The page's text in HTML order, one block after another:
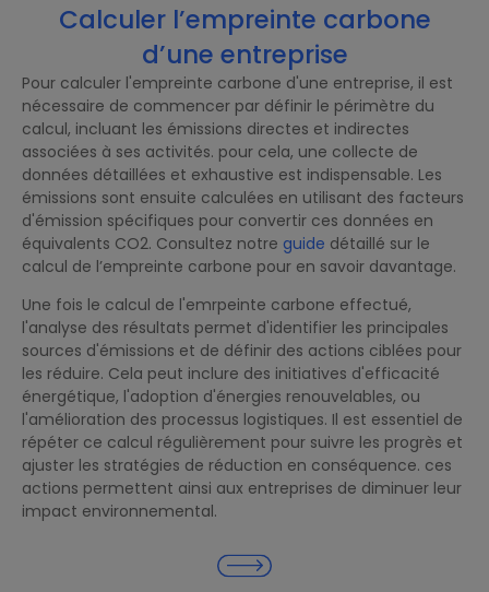
Calculer l’empreinte carbone
d’une entreprise
Pour calculer l'empreinte carbone d'une entreprise, il est
nécessaire de commencer par définir le périmètre du
calcul, incluant les émissions directes et indirectes
associées à ses activités. pour cela, une collecte de
données détaillées et exhaustive est indispensable. Les
émissions sont ensuite calculées en utilisant des facteurs
d'émission spécifiques pour convertir ces données en
équivalents CO2. Consultez notre guide détaillé sur le
calcul de l’empreinte carbone pour en savoir davantage.
Une fois le calcul de l'emrpeinte carbone effectué,
l'analyse des résultats permet d'identifier les principales
sources d'émissions et de définir des actions ciblées pour
les réduire. Cela peut inclure des initiatives d'efficacité
énergétique, l'adoption d'énergies renouvelables, ou
l'amélioration des processus logistiques. Il est essentiel de
répéter ce calcul régulièrement pour suivre les progrès et
ajuster les stratégies de réduction en conséquence. ces
actions permettent ainsi aux entreprises de diminuer leur
impact environnemental.